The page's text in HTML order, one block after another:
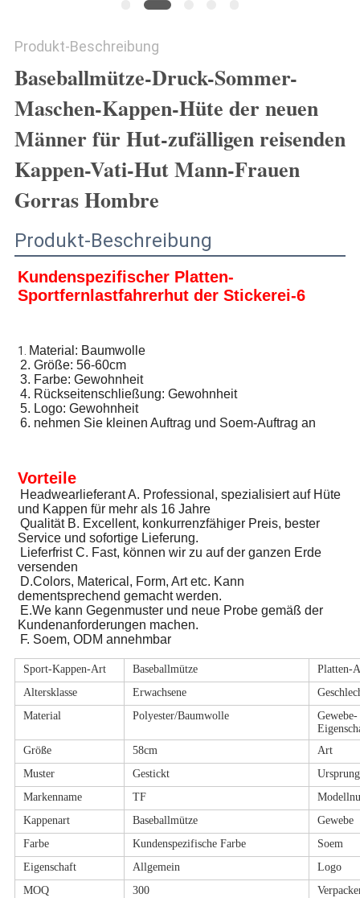
Produkt-Beschreibung
Baseballmütze-Druck-Sommer-
Maschen-Kappen-Hüte der neuen
Männer für Hut-zufälligen reisenden
Kappen-Vati-Hut Mann-Frauen
Gorras Hombre
Produkt-Beschreibung
Kundenspezifischer Platten-
Sportfernlastfahrerhut der Stickerei-6
1. Material: Baumwolle
2. Größe: 56-60cm
3. Farbe: Gewohnheit
4. Rückseitenschließung: Gewohnheit
5. Logo: Gewohnheit
6. nehmen Sie kleinen Auftrag und Soem-Auftrag an
Vorteile
Headwearlieferant A. Professional, spezialisiert auf Hüte
und Kappen für mehr als 16 Jahre
Qualität B. Excellent, konkurrenzfähiger Preis, bester
Service und sofortige Lieferung.
Lieferfrist C. Fast, können wir zu auf der ganzen Erde
versenden
D.Colors, Materical, Form, Art etc. Kann
dementsprechend gemacht werden.
E.We kann Gegenmuster und neue Probe gemäß der
Kundenanforderungen machen.
F. Soem, ODM annehmbar
Sport-Kappen-Art Baseballmütze
Platten-
Altersklasse
Erwachsene
Material
Polyester/Baumwolle
Gewebe-
Größe
58cm
Art
Muster
Gestickt
Markenname
TF
Kappenart
Baseballmütze
Gewebe
Farbe
Kundenspezifische Farbe
Soem
Eigenschaft
Allgemein
Logo
MOQ
300